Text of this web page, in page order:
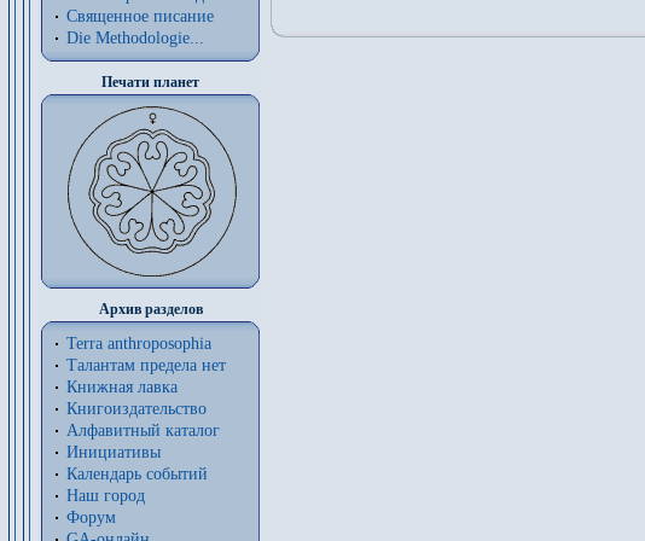
Священное писание
Die Methodologie...
Печати планет
Архив разделов
Terra anthroposophia
Талантам предела нет
Книжная лавка
Книгоиздательство
Алфавитный каталог
Инициативы
Календарь событий
Наш город
Форум